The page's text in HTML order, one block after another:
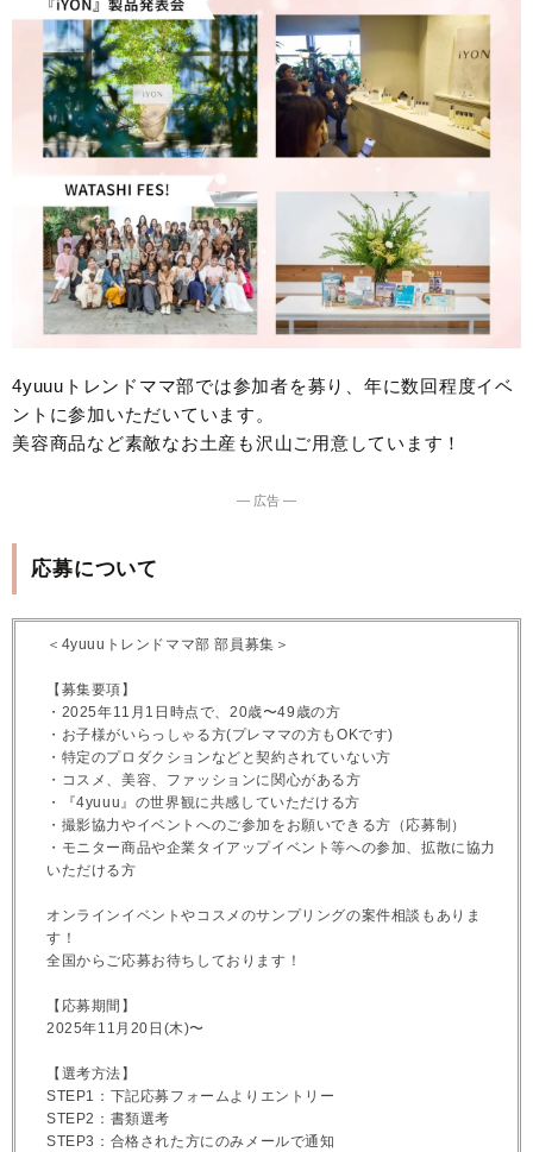
4yuuuトレンドママ部では参加者を募り、年に数回程度イベ
ントに参加いただいています。
美容商品など素敵なお土産も沢山ご用意しています！
― 広告 ―
応募について
＜4yuuuトレンドママ部 部員募集＞
【募集要項】
・2025年11月1日時点で、20歳〜49歳の方
・お子様がいらっしゃる方(プレママの方もOKです)
・特定のプロダクションなどと契約されていない方
・コスメ、美容、ファッションに関心がある方
・『4yuuu』の世界観に共感していただける方
・撮影協力やイベントへのご参加をお願いできる方（応募制）
・モニター商品や企業タイアップイベント等への参加、拡散に協力
いただける方
オンラインイベントやコスメのサンプリングの案件相談もありま
す！
全国からご応募お待ちしております！
【応募期間】
2025年11月20日(木)〜
【選考方法】
STEP1：下記応募フォームよりエントリー
STEP2：書類選考
STEP3：合格された方にのみメールで通知